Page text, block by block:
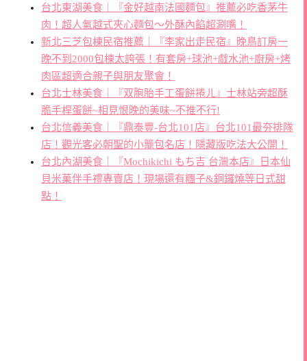
台北東湖美食｜『金好越南法國麵包』推薦必吃香茅牛
肉！超人氣越式夾心麵包～外酥內餡超涮嘴！
新北三芝包棟民宿推薦｜『李家出走民宿』晚鳥訂房一
晚不到2000包棟太誇張！有套房+球池+戲水池+廚房+烤
肉區超適合親子與朋友聚會！
台北士林美食｜『双胞胎手工蛋餅捲ㄦ』士林站旁超酥
脆手桿蛋餅~相見恨晚的美味~不推不行!
台北信義美食｜『鼎泰豐-台北101店』台北101最夯排隊
店！觀光客必朝聖的小籠包名店！隱藏版吃法大公開！
台北內湖美食｜『Mochikichi もち吉 台灣本店』日本仙
貝米菓伴手禮專賣店！現場還有糰子&銅鑼燒等日式甜
點！